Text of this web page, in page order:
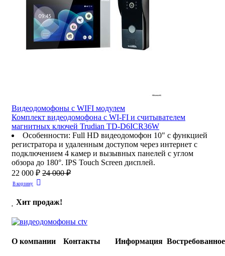
Видеодомофоны c WIFI модулем
Комплект видеодомофона с WI-FI и считывателем
магнитных ключей Trudian TD-D6ICR36W
Особенности: Full HD видеодомофон 10" с функцией
регистратора и удаленным доступом через интернет с
подключением 4 камер и вызывных панелей с углом
обзора до 180°. IPS Touch Screen дисплей.
22 000 ₽ 24 000 ₽
В корзину
Хит продаж!
О компании Контакты Информация Востребованное